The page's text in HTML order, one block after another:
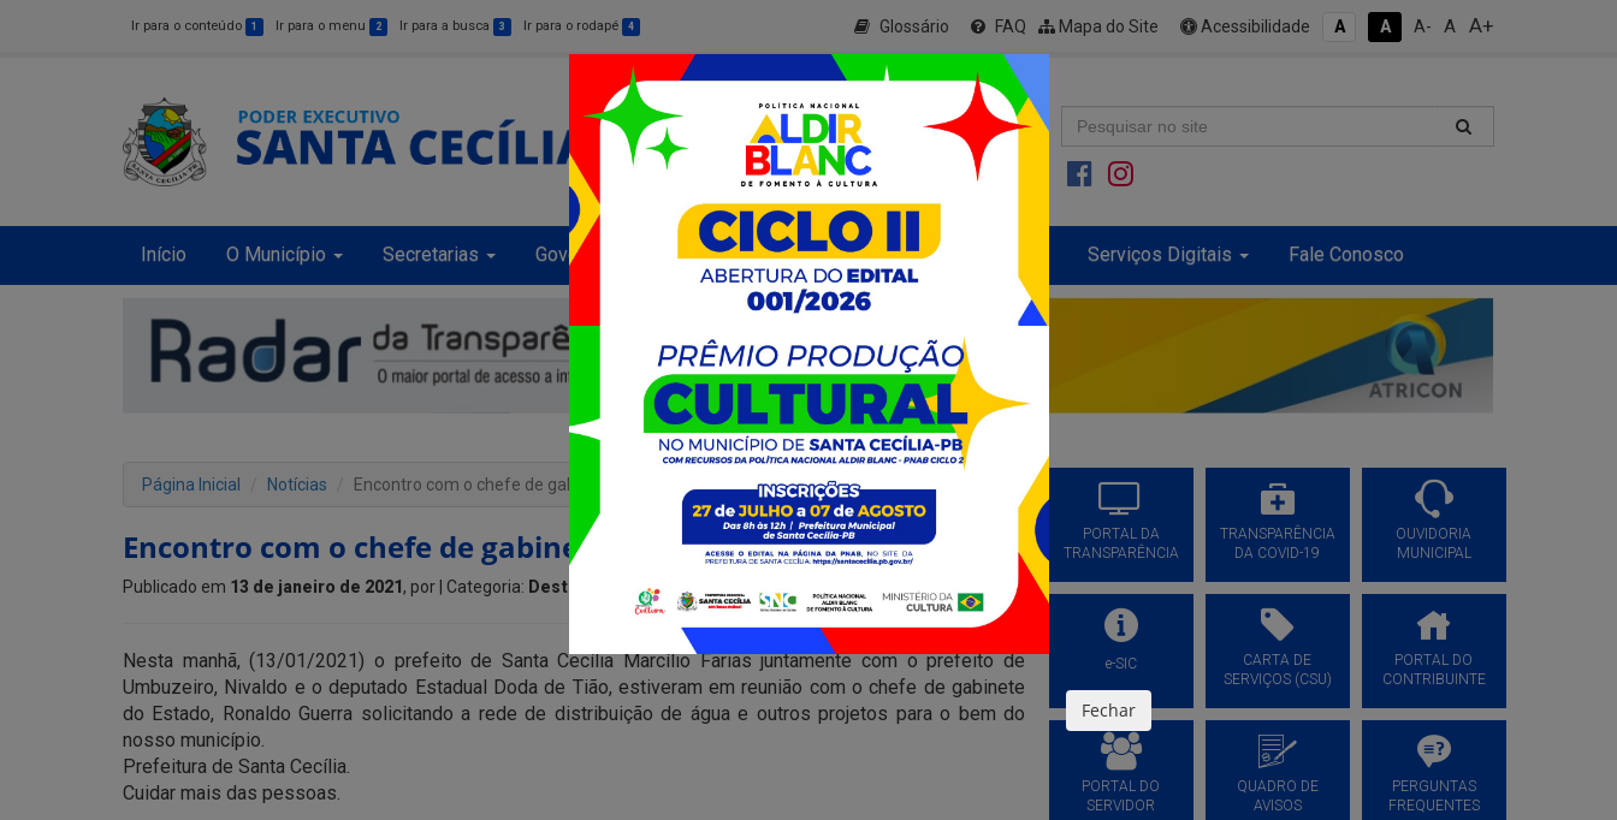
Ir para o conteúdo 1 Ir para o menu 2 Ir para a busca 3 Ir para o rodapé 4 Glossário FAQ Mapa do Site Acessibilidade A A A- A A+
Início O Município Secretarias Governo Municipal Informe-se + Transparência Serviços Digitais Fale Conosco
Página Inicial Notícias Encontro com o chefe de gabinete do Estado
Encontro com o chefe de gabinete do Estado
Publicado em 13 de janeiro de 2021, por | Categoria: Destaque
Nesta manhã, (13/01/2021) o prefeito de Santa Cecília Marcílio Farias juntamente com o prefeito de
Umbuzeiro, Nivaldo e o deputado Estadual Doda de Tião, estiveram em reunião com o chefe de gabinete
do Estado, Ronaldo Guerra solicitando a rede de distribuição de água e outros projetos para o bem do
nosso município.
Prefeitura de Santa Cecília.
Cuidar mais das pessoas.
PORTAL DA
TRANSPARÊNCIA
TRANSPARÊNCIA
DA COVID-19
OUVIDORIA
MUNICIPAL
e-SIC
CARTA DE
SERVIÇOS (CSU)
PORTAL DO
CONTRIBUINTE
PORTAL DO
SERVIDOR
QUADRO DE
AVISOS
PERGUNTAS
FREQUENTES
Fechar